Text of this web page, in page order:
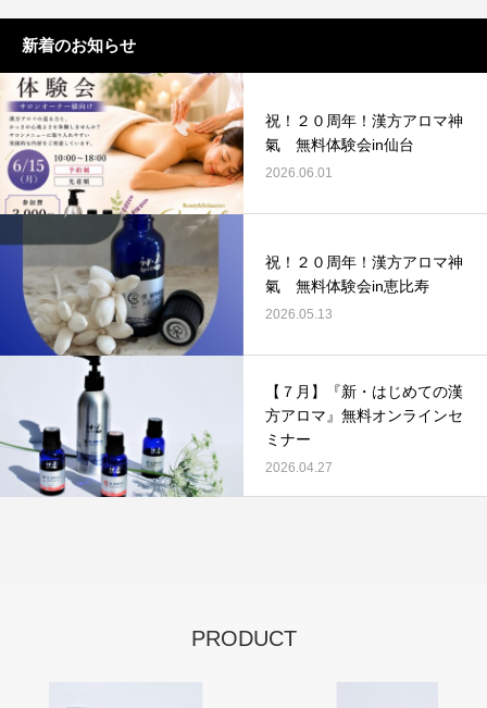
新着のお知らせ
祝！２０周年！漢方アロマ神
氣 無料体験会in仙台
2026.06.01
祝！２０周年！漢方アロマ神
氣 無料体験会in恵比寿
2026.05.13
​【７月】『新・はじめての漢
方アロマ』無料オンラインセ
ミナー
2026.04.27
PRODUCT